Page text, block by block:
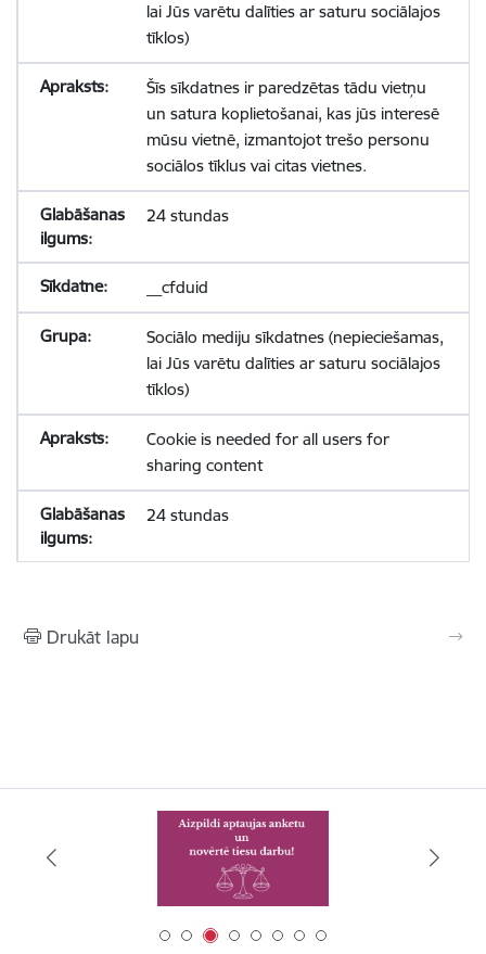
lai Jūs varētu dalīties ar saturu sociālajos
tīklos)
Šīs sīkdatnes ir paredzētas tādu vietņu
un satura koplietošanai, kas jūs interesē
mūsu vietnē, izmantojot trešo personu
sociālos tīklus vai citas vietnes.
24 stundas
__cfduid
Sociālo mediju sīkdatnes (nepieciešamas,
lai Jūs varētu dalīties ar saturu sociālajos
tīklos)
Cookie is needed for all users for
sharing content
24 stundas
Drukāt lapu